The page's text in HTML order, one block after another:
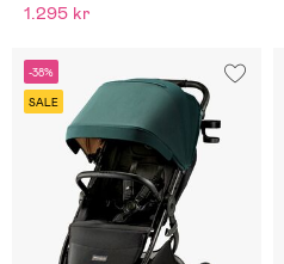
1.295 kr
-38%
SALE